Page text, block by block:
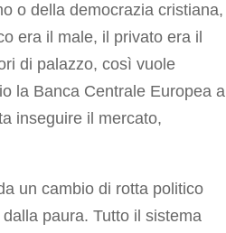
o della democrazia cristiana,
era il male, il privato era il
di palazzo, così vuole
la Banca Centrale Europea a
inseguire il mercato,
un cambio di rotta politico
paura. Tutto il sistema